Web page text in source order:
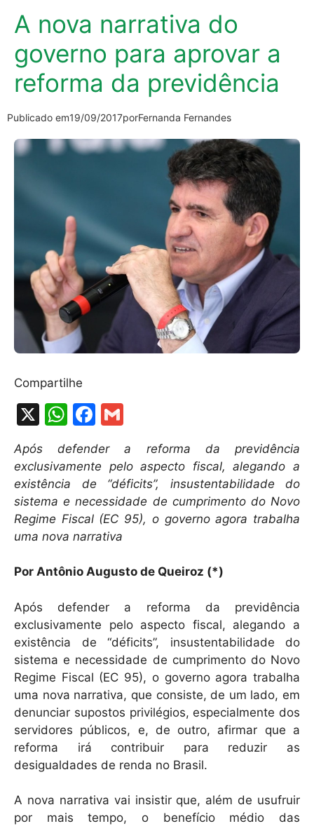
A nova narrativa do
governo para aprovar a
reforma da previdência
Publicado em19/09/2017porFernanda Fernandes
Compartilhe
X
W
h
at
s
A
p
p
F
a
c
e
b
o
o
k
ai
l
Após defender a reforma da previdência
exclusivamente pelo aspecto fiscal, alegando a
existência de “déficits”, insustentabilidade do
sistema e necessidade de cumprimento do Novo
Regime Fiscal (EC 95), o governo agora trabalha
uma nova narrativa
Por Antônio Augusto de Queiroz (*)
Após defender a reforma da previdência
exclusivamente pelo aspecto fiscal, alegando a
existência de “déficits”, insustentabilidade do
sistema e necessidade de cumprimento do Novo
Regime Fiscal (EC 95), o governo agora trabalha
uma nova narrativa, que consiste, de um lado, em
denunciar supostos privilégios, especialmente dos
servidores públicos, e, de outro, afirmar que a
reforma irá contribuir para reduzir as
desigualdades de renda no Brasil.
A nova narrativa vai insistir que, além de usufruir
por mais tempo, o benefício médio das